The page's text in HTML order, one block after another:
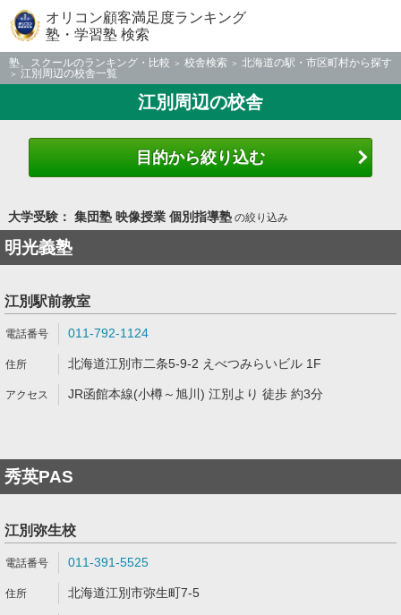
オリコン顧客満足度ランキング
塾・学習塾 検索
塾、スクールのランキング・比較 校舎検索
北海道の駅・市区町村から探す
江別周辺の校舎一覧
江別周辺の校舎
目的から絞り込む
大学受験： 集団塾 映像授業 個別指導塾の絞り込み
明光義塾
江別駅前教室
011-792-1124
北海道江別市二条5-9-2 えべつみらいビル 1F
JR函館本線(小樽～旭川) 江別より 徒歩 約3分
秀英PAS
江別弥生校
011-391-5525
北海道江別市弥生町7-5